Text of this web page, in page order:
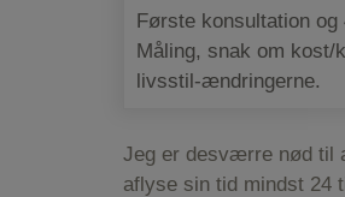
Første konsultation og
Måling, snak om kost/
livsstil-ændringerne.
Jeg er desværre nød til
aflyse sin tid mindst 24